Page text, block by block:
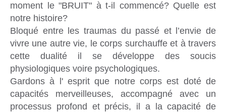
moment le "BRUIT" à t-il commencé? Quelle est
notre histoire?
Bloqué entre les traumas du passé et l’envie de
vivre une autre vie, le corps surchauffe et à travers
cette dualité il se développe des soucis
physiologiques voire psychologiques.
Gardons à l' esprit que notre corps est doté de
capacités merveilleuses, accompagné avec un
processus profond et précis, il a la capacité de